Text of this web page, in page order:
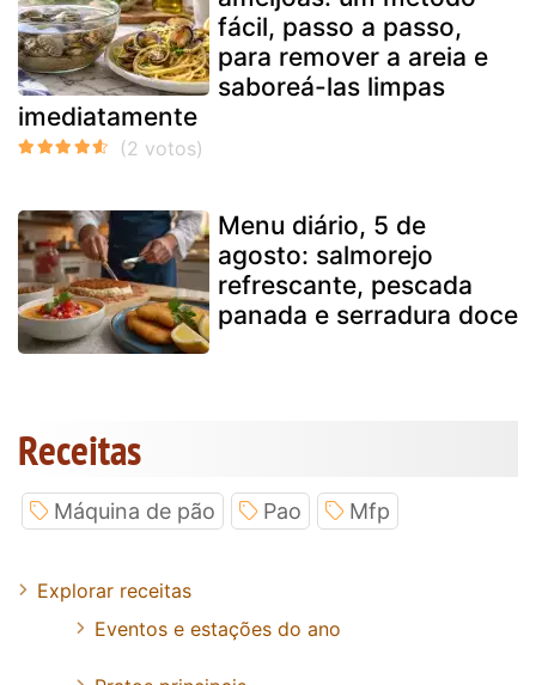
fácil, passo a passo,
para remover a areia e
saboreá-las limpas
imediatamente
Menu diário, 5 de
agosto: salmorejo
refrescante, pescada
panada e serradura doce
Receitas
Máquina de pão Pao Mfp
Explorar receitas
Eventos e estações do ano